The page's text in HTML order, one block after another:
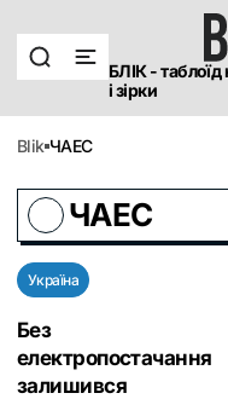
БЛІК -
і зірки
blik ЧАЕС
ЧАЕС
Україна
Без
електропостачання
залишився